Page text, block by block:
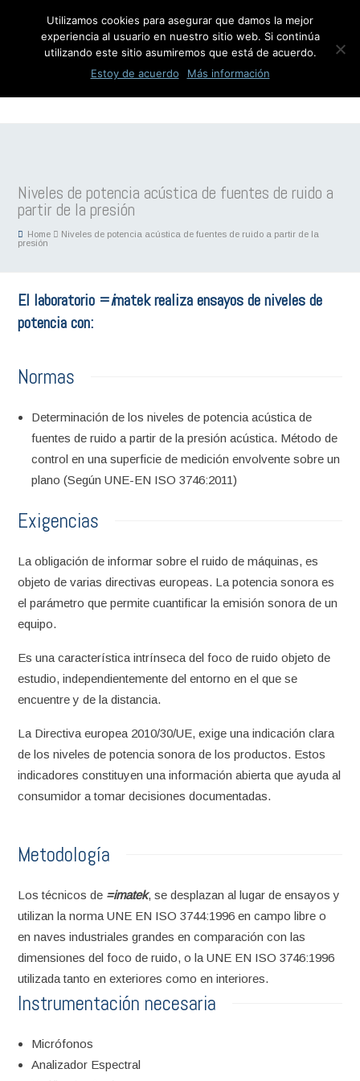
Niveles de potencia acústica de fuentes de ruido a
partir de la presión
Home
Niveles de potencia acústica de fuentes de ruido a partir de la
presión
El laboratorio =imatek realiza ensayos de niveles de
potencia con:
Normas
Determinación de los niveles de potencia acústica de
fuentes de ruido a partir de la presión acústica. Método de
control en una superficie de medición envolvente sobre un
plano (Según UNE-EN ISO 3746:2011)
Exigencias
La obligación de informar sobre el ruido de máquinas, es
objeto de varias directivas europeas. La potencia sonora es
el parámetro que permite cuantificar la emisión sonora de un
equipo.
Es una característica intrínseca del foco de ruido objeto de
estudio, independientemente del entorno en el que se
encuentre y de la distancia.
La Directiva europea 2010/30/UE, exige una indicación clara
de los niveles de potencia sonora de los productos. Estos
indicadores constituyen una información abierta que ayuda al
consumidor a tomar decisiones documentadas.
Metodología
Los técnicos de =imatek, se desplazan al lugar de ensayos y
utilizan la norma UNE EN ISO 3744:1996 en campo libre o
en naves industriales grandes en comparación con las
dimensiones del foco de ruido, o la UNE EN ISO 3746:1996
utilizada tanto en exteriores como en interiores.
Instrumentación necesaria
Micrófonos
Analizador Espectral
Utilizamos cookies para asegurar que damos la mejor
experiencia al usuario en nuestro sitio web. Si continúa
utilizando este sitio asumiremos que está de acuerdo.
Estoy de acuerdo
Más información